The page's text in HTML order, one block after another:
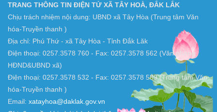
TRANG THÔNG TIN ĐIỆN TỬ XÃ TÂY HOÀ, ĐẮK LẮK
Chịu trách nhiệm nội dung: UBND xã Tây Hòa (Trung tâm Văn
hóa-Truyền thanh )
Địa chỉ: Phú Thứ - xã Tây Hòa - Tỉnh Đắk Lăk
Điện thoại: 0257.3578 760 - Fax: 0257.3578 562 (Văn phòng
HĐND&UBND xã)
Điện thoại: 0257.3578 532 - Fax: 0257.3578 589 (Trung tâm Văn
hóa-Truyền thanh )
Email: xatayhoa@daklak.gov.vn